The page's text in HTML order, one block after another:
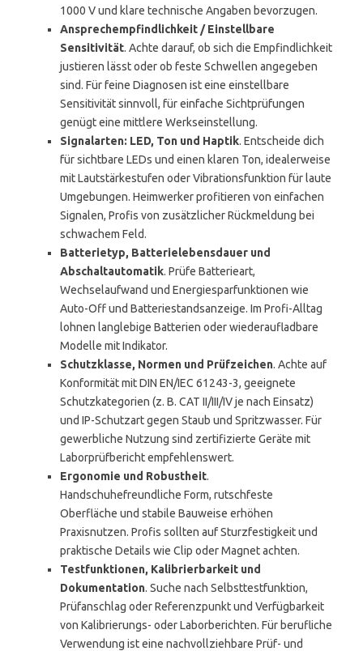
1000 V und klare technische Angaben bevorzugen.
Ansprechempfindlichkeit / Einstellbare
Sensitivität. Achte darauf, ob sich die Empfindlichkeit
justieren lässt oder ob feste Schwellen angegeben
sind. Für feine Diagnosen ist eine einstellbare
Sensitivität sinnvoll, für einfache Sichtprüfungen
genügt eine mittlere Werkseinstellung.
Signalarten: LED, Ton und Haptik. Entscheide dich
für sichtbare LEDs und einen klaren Ton, idealerweise
mit Lautstärkestufen oder Vibrationsfunktion für laute
Umgebungen. Heimwerker profitieren von einfachen
Signalen, Profis von zusätzlicher Rückmeldung bei
schwachem Feld.
Batterietyp, Batterielebensdauer und
Abschaltautomatik. Prüfe Batterieart,
Wechselaufwand und Energiesparfunktionen wie
Auto-Off und Batteriestandsanzeige. Im Profi-Alltag
lohnen langlebige Batterien oder wiederaufladbare
Modelle mit Indikator.
Schutzklasse, Normen und Prüfzeichen. Achte auf
Konformität mit DIN EN/IEC 61243-3, geeignete
Schutzkategorien (z. B. CAT II/III/IV je nach Einsatz)
und IP-Schutzart gegen Staub und Spritzwasser. Für
gewerbliche Nutzung sind zertifizierte Geräte mit
Laborprüfbericht empfehlenswert.
Ergonomie und Robustheit.
Handschuhefreundliche Form, rutschfeste
Oberfläche und stabile Bauweise erhöhen
Praxisnutzen. Profis sollten auf Sturzfestigkeit und
praktische Details wie Clip oder Magnet achten.
Testfunktionen, Kalibrierbarkeit und
Dokumentation. Suche nach Selbsttestfunktion,
Prüfanschlag oder Referenzpunkt und Verfügbarkeit
von Kalibrierungs- oder Laborberichten. Für berufliche
Verwendung ist eine nachvollziehbare Prüf- und